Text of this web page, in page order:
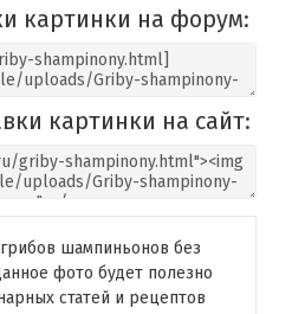
картинки на форум:
картинки на сайт:
шампиньонов без
фото будет полезно
статей и рецептов